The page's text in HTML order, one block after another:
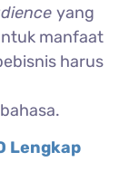
yang
manfaat
harus
Lengkap